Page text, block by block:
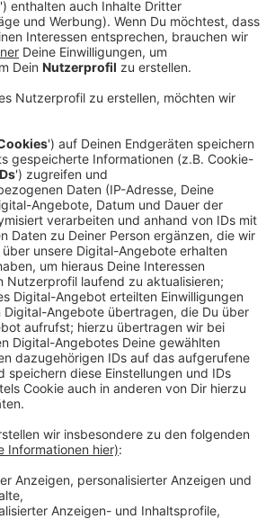
30.11.2020 05:29
lange Radweg wird größtenteils auf
markiert. Die Markierungsarbeiten
Woche dauern. Dafür müssen
gesperrt werden. Es kann also zu
Mitte Dezember sollen die
Weil das Halten in Zweite-Reihe
zukünftig nicht mehr möglich ist,
für Lieferfahrzeuge geschaffen.
sich um einen
Anfang 2022 soll er ausgewertet
steht fest, ob der Radweg dauerhaft
diesem Thema